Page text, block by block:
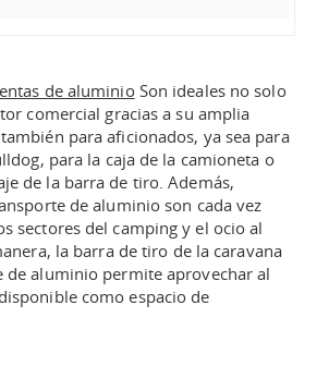
de aluminioSon ideales no solo
comercial gracias a su amplia
para aficionados, ya sea para
para la caja de la camioneta o
de la barra de tiro. Además,
de aluminio son cada vez
sectores del camping y el ocio al
la barra de tiro de la caravana
de aluminio permite aprovechar al
como espacio de